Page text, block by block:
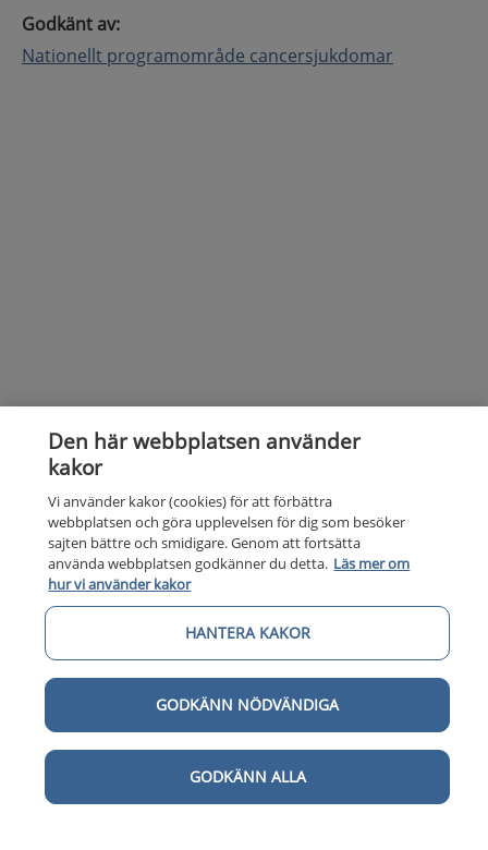
Godkänt av:
Nationellt programområde cancersjukdomar
Kunskapsstöd
Om 1177 för vårdpersonal Om
Den här webbplatsen använder
kakor
Vi använder kakor (cookies) för att förbättra
webbplatsen och göra upplevelsen för dig som besöker
sajten bättre och smidigare. Genom att fortsätta
använda webbplatsen godkänner du detta. Läs mer om
hur vi använder kakor
HANTERA KAKOR
GODKÄNN NÖDVÄNDIGA
GODKÄNN ALLA